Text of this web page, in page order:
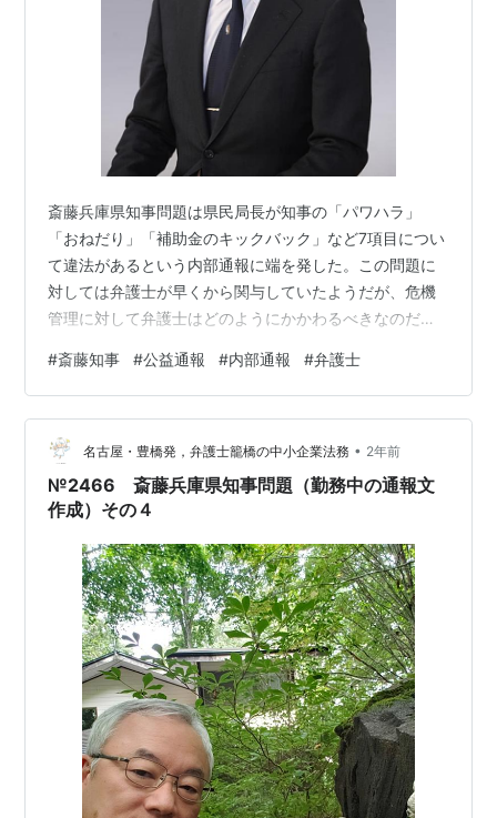
斎藤兵庫県知事問題は県民局長が知事の「パワハラ」
「おねだり」「補助金のキックバック」など7項目につい
て違法があるという内部通報に端を発した。この問題に
対しては弁護士が早くから関与していたようだが、危機
管理に対して弁護士はどのようにかかわるべきなのだろ
の専門家だ。私たちのいう事実は、問題となる法的論点
についてどこまで立証できるかという観点から考える。
法律は特定の事実が当てはまった場合に効果を生じる。
民事、刑事、行政それぞれ、どのような事実がそろえば
法的責任が生じるか、さらにその事実はどこまで立証可
能かという視点で評価を行う。 斎藤知事の場合の…
#斎藤知事 #公益通報 #内部通報 #弁護士
名古屋・豊橋発，弁護士籠橋の中小企業法務 • 2年前
№2466 斎藤兵庫県知事問題（勤務中の通報文
作成）その４